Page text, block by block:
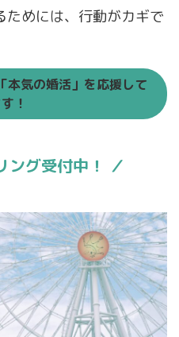
ためには、行動がカギで
本気の婚活」を応援して
！
ング受付中！ ／